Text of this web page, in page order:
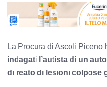
La Procura di Ascoli Piceno
indagati l’autista di un
di reato di lesioni colpose